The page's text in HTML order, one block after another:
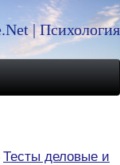
|
Тесты деловые и